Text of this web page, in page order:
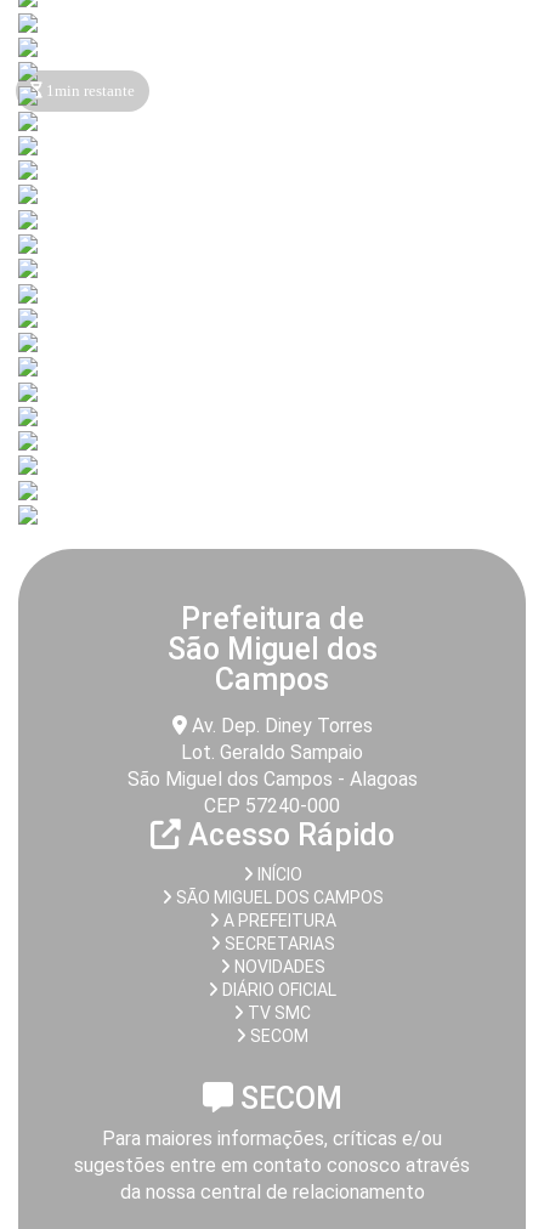
1min restante
Prefeitura de
São Miguel dos
Campos
Av. Dep. Diney Torres
Lot. Geraldo Sampaio
São Miguel dos Campos - Alagoas
CEP 57240-000
Acesso Rápido
INÍCIO
SÃO MIGUEL DOS CAMPOS
A PREFEITURA
SECRETARIAS
NOVIDADES
DIÁRIO OFICIAL
TV SMC
SECOM
SECOM
Para maiores informações, críticas e/ou
sugestões entre em contato conosco através
da nossa central de relacionamento